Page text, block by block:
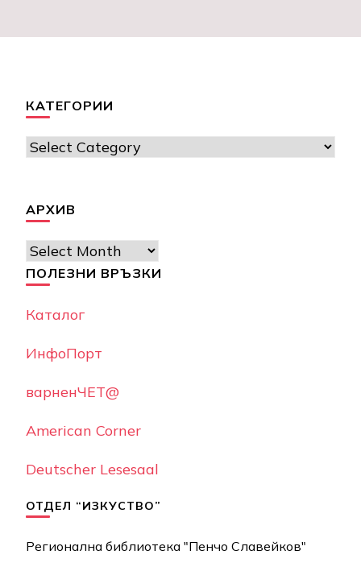
КАТЕГОРИИ
Категории
АРХИВ
Архив
ПОЛЕЗНИ ВРЪЗКИ
Каталог
ИнфоПорт
варненЧЕТ@
American Corner
Deutscher Lesesaal
ОТДЕЛ “ИЗКУСТВО”
Регионална библиотека "Пенчо Славейков"